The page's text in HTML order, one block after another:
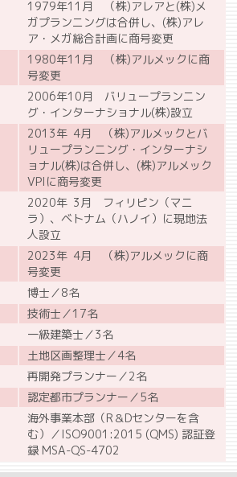
1979年11月 （株)アレアと(株)メ
ガプランニングは合併し、(株)アレ
ア・メガ総合計画に商号変更
1980年11月 （株)アルメックに商
号変更
2006年10月 バリュープランニン
グ・インターナショナル(株)設立
2013年 4月 （株)アルメックとバ
リュープランニング・インターナシ
ョナル(株)は合併し、(株)アルメック
VPIに商号変更
2020年 3月 フィリピン（マニ
ラ）、ベトナム（ハノイ）に現地法
人設立
2023年 4月 （株)アルメックに商
号変更
博士／8名
技術士／17名
一級建築士／3名
土地区画整理士／4名
再開発プランナー／2名
認定都市プランナー／5名
海外事業本部（R＆Dセンターを含
む）／ISO9001:2015 (QMS) 認証登
録 MSA-QS-4702